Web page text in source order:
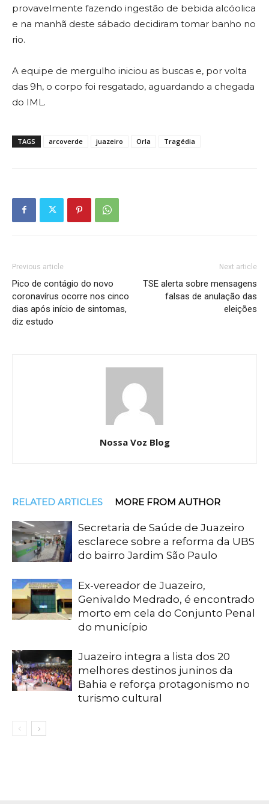
provavelmente fazendo ingestão de bebida alcóolica
e na manhã deste sábado decidiram tomar banho no
rio.
A equipe de mergulho iniciou as buscas e, por volta
das 9h, o corpo foi resgatado, aguardando a chegada
do IML.
TAGS arcoverde juazeiro Orla Tragédia
Previous article
Pico de contágio do novo
coronavírus ocorre nos cinco
dias após início de sintomas,
diz estudo
Next article
TSE alerta sobre mensagens
falsas de anulação das
eleições
Nossa Voz Blog
RELATED ARTICLES MORE FROM AUTHOR
Secretaria de Saúde de Juazeiro
esclarece sobre a reforma da UBS
do bairro Jardim São Paulo
Ex-vereador de Juazeiro,
Genivaldo Medrado, é encontrado
morto em cela do Conjunto Penal
do município
Juazeiro integra a lista dos 20
melhores destinos juninos da
Bahia e reforça protagonismo no
turismo cultural